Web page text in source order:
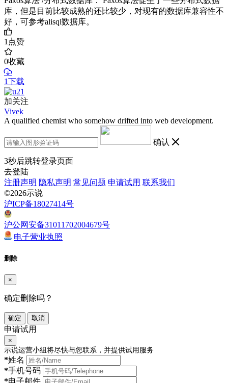
库，但是目前比较成熟的还比较少，对现有的数据库兼容性不
好，可参考alisql数据库。
1点赞
0收藏
1下载
加关注
Vivek
A qualified chemist who somehow drifted into web development.
确认
3秒后跳转登录页面
去登陆
注册声明 隐私声明 常见问题 申请试用 联系我们
©2026示说
沪ICP备18027414号
沪公网安备31011702004679号
电子营业执照
删除
×
确定删除吗？
确定 取消
申请试用
×
示说运营小组将尽快与您联系，并提供试用服务
*姓名
*手机号码